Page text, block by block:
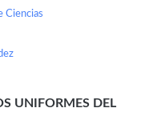
Ciencias
UNIFORMES DEL